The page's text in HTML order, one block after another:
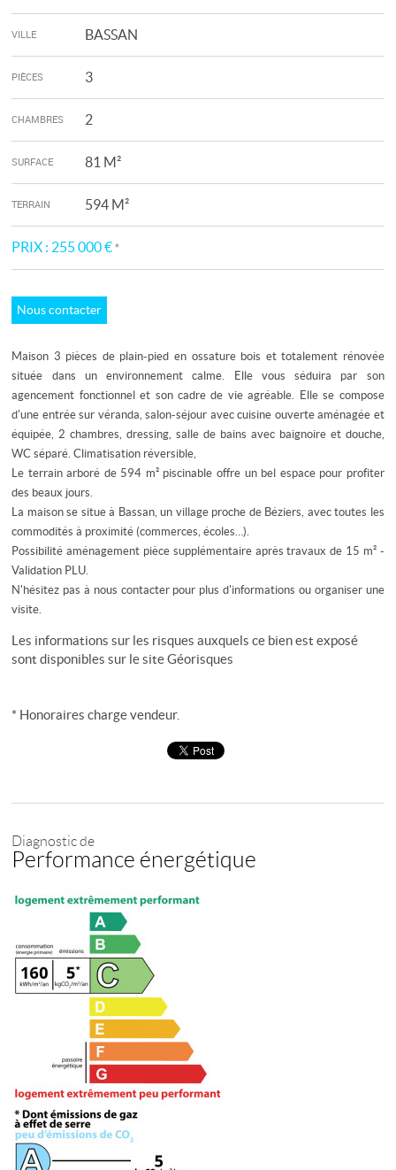
VILLE BASSAN
PIÈCES 3
CHAMBRES 2
SURFACE 81 M²
TERRAIN 594 M²
PRIX : 255 000 €*
Nous contacter
Maison 3 pièces de plain-pied en ossature bois et totalement rénovée
située dans un environnement calme. Elle vous séduira par son
agencement fonctionnel et son cadre de vie agréable. Elle se compose
d'une entrée sur véranda, salon-séjour avec cuisine ouverte aménagée et
équipée, 2 chambres, dressing, salle de bains avec baignoire et douche,
WC séparé. Climatisation réversible,
Le terrain arboré de 594 m² piscinable offre un bel espace pour profiter
des beaux jours.
La maison se situe à Bassan, un village proche de Béziers, avec toutes les
commodités à proximité (commerces, écoles…).
Possibilité aménagement pièce supplémentaire après travaux de 15 m² -
Validation PLU.
N'hésitez pas à nous contacter pour plus d'informations ou organiser une
visite.
Les informations sur les risques auxquels ce bien est exposé
sont disponibles sur le siteGéorisques
* Honoraires charge vendeur.
Diagnostic de
Performance énergétique